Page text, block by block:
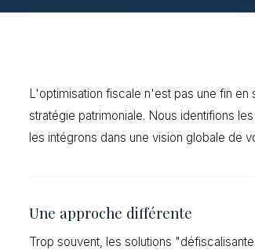
L'optimisation fiscale n'est pas une fin
stratégie patrimoniale. Nous identifions
les intégrons dans une vision globale de
Une approche différente
Trop souvent, les solutions